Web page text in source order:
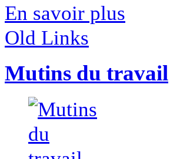
En savoir plus
Old Links
Mutins du travail